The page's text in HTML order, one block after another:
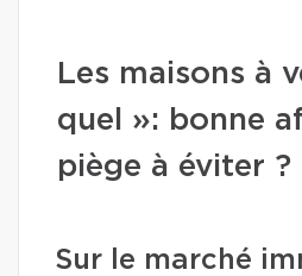
Les maisons à
quel »: bonne
piège à éviter ?
Sur le marché